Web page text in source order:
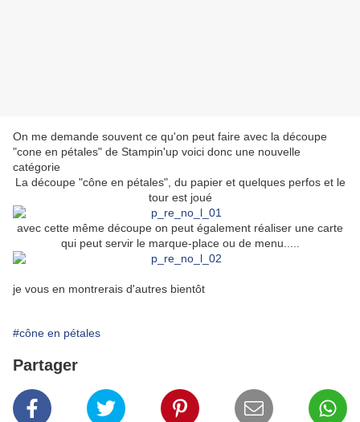
On me demande souvent ce qu'on peut faire avec la découpe
"cone en pétales" de Stampin'up voici donc une nouvelle
catégorie
La découpe "cône en pétales", du papier et quelques perfos et le
tour est joué
avec cette même découpe on peut également réaliser une carte
qui peut servir le marque-place ou de menu.....
je vous en montrerais d'autres bientôt
#cône en pétales
Partager